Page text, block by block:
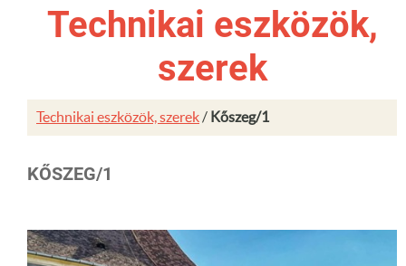
Technikai eszközök,
szerek
Technikai eszközök, szerek/ Kőszeg/1
KŐSZEG/1